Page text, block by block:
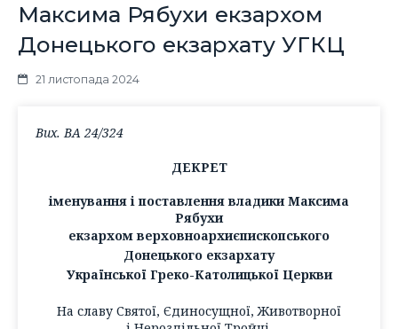
Максима Рябухи екзархом
Донецького екзархату УГКЦ
21 листопада 2024
Вих. ВА 24/324
ДЕКРЕТ
іменування і поставлення владики Максима
Рябухи
екзархом верховноархиєпископського
Донецького екзархату
Української Греко-Католицької Церкви
На славу Святої, Єдиносущної, Животворної